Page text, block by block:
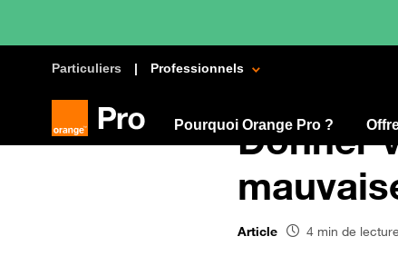
Particuliers Professionnels
Pourquoi Orange Pro ?
Donner
Article 4 min de lecture